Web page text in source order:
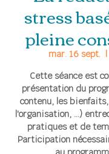
stress
pleine
mar. 16 sept.
Cette séance est
présentation du
contenu, les
l'organisation, ...)
pratiques et de
Participation